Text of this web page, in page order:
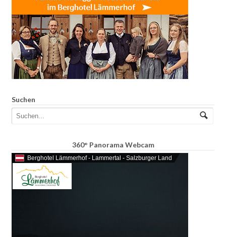
Suchen
360° Panorama Webcam
Berghotel Lämmerhof - Lammertal - Salzburger Land